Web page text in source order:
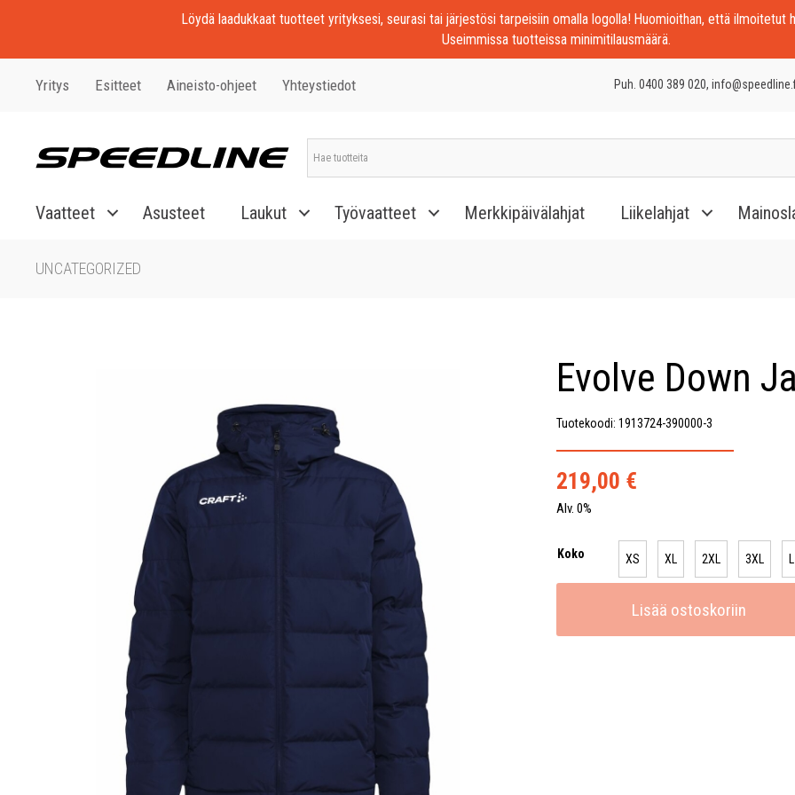
Löydä laadukkaat tuotteet yrityksesi, seurasi tai järjestösi tarpeisiin omalla logolla! Huomioithan, että ilmoitetut
Useimmissa tuotteissa minimitilausmäärä.
Yritys Esitteet Aineisto-ohjeet Yhteystiedot Puh. 0400 389 020,
Vaatteet Asusteet Laukut Työvaatteet Merkkipäivälahjat Liikelahjat
UNCATEGORIZED
Evolve Down
Tuotekoodi: 1913724-390000-3
219,00 €
Alv. 0%
Koko XS XL 2XL 3XL L
Lisää ostoskoriin